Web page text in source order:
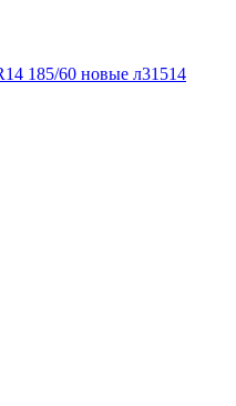
185/60 новые л31514